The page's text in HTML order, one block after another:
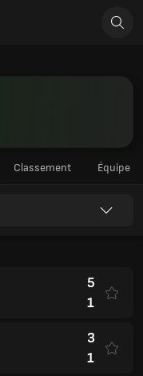
Classement Équipe
5
1
3
1